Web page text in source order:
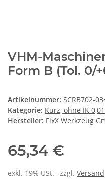
VHM-
Form B (Tol. 0/
Artikelnummer: SCRB702-
Kategorie: Kurz, ohne IK
Hersteller: FixX Werkzeug
65,34 €
exkl. 19% USt. , zzgl. Versand